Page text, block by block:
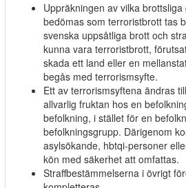
Uppräkningen av vilka
bedömas som terroristbrott tas
svenska uppsåtliga brott och
kunna vara terroristbrott,
skada ett land eller en
begås med terrorismsyfte.
Ett av terrorismsyftena ändras
allvarlig fruktan hos en
befolkning, i stället för en
befolkningsgrupp. Därigenom
asylsökande, hbtqi-personer
kön med säkerhet att omfattas.
Straffbestämmelserna i övrigt